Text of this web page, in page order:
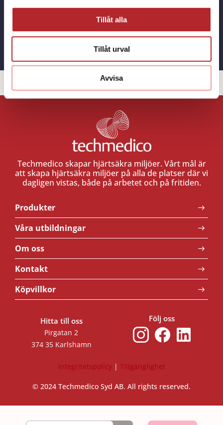
Tillåt alla
Tillåt urval
Avvisa
KONTAKT
Techmedico skapar hjärtsäkra miljöer. Vårt mål är
att skapa hjärtsäkra miljöer på alla de platser där vi
dagligen vistas, både på arbetet och på fritiden.
Integritetspolicy| Tillgänglighet
© 2024 Techmedico Syd AB. All rights reserved.
Produkter
Våra utbildningar
Om oss
Kontakt
Köpvillkor
Hitta till oss
Pirgatan 2
374 35 Karlshamn
Följ oss